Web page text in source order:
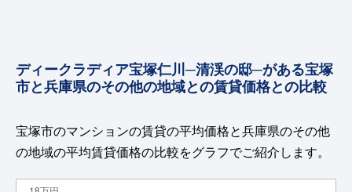
ディークラディア宝塚仁川─清渓の邸─がある宝塚
市と兵庫県のその他の地域との賃貸価格との比較
宝塚市のマンションの賃貸の平均価格と兵庫県のその他
の地域の平均賃貸価格の比較をグラフでご紹介します。